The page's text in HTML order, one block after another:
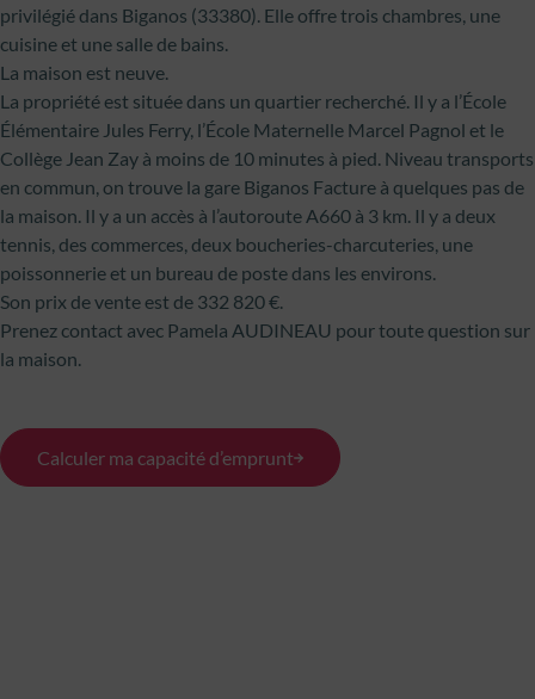
privilégié dans Biganos (33380). Elle offre trois chambres, une
cuisine et une salle de bains.
La maison est neuve.
La propriété est située dans un quartier recherché. Il y a l’École
Élémentaire Jules Ferry, l’École Maternelle Marcel Pagnol et le
Collège Jean Zay à moins de 10 minutes à pied. Niveau transports
en commun, on trouve la gare Biganos Facture à quelques pas de
la maison. Il y a un accès à l’autoroute A660 à 3 km. Il y a deux
tennis, des commerces, deux boucheries-charcuteries, une
poissonnerie et un bureau de poste dans les environs.
Son prix de vente est de 332 820 €.
Prenez contact avec Pamela AUDINEAU pour toute question sur
la maison.
Calculer ma capacité d’emprunt